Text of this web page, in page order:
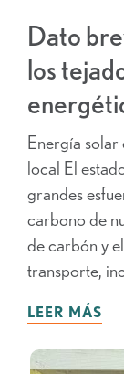
Dato
los
Energía solar
local El
grandes
carbono de
de carbón y
transporte,
LEER MÁS